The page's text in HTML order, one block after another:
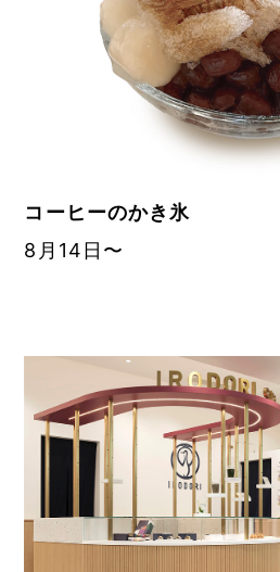
コーヒーのかき氷
8月14日〜